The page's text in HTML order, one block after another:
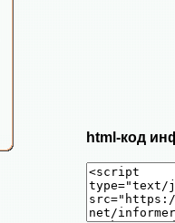
html-код